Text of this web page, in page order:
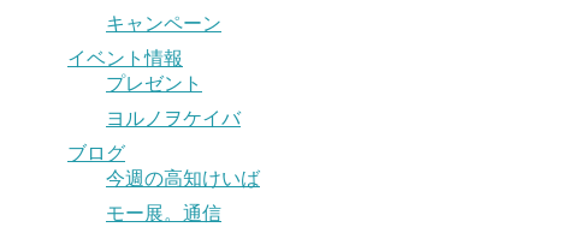
キャンペーン
イベント情報
プレゼント
ヨルノヲケイバ
ブログ
今週の高知けいば
モー展。通信